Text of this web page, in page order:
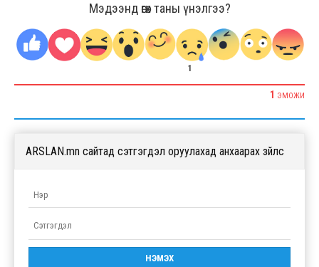
Мэдээнд өгөх таны үнэлгээ?
1
1 ЭМОЖИ
ARSLAN.mn сайтад сэтгэгдэл оруулахад анхаарах зүйлс